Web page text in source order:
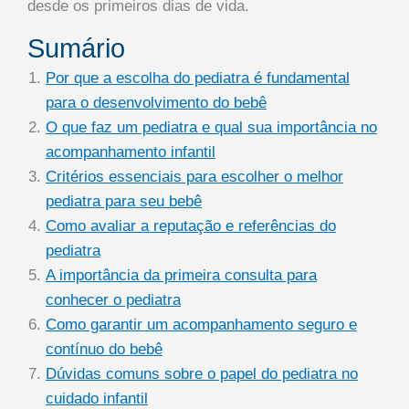
desde os primeiros dias de vida.
Sumário
Por que a escolha do pediatra é fundamental
para o desenvolvimento do bebê
O que faz um pediatra e qual sua importância no
acompanhamento infantil
Critérios essenciais para escolher o melhor
pediatra para seu bebê
Como avaliar a reputação e referências do
pediatra
A importância da primeira consulta para
conhecer o pediatra
Como garantir um acompanhamento seguro e
contínuo do bebê
Dúvidas comuns sobre o papel do pediatra no
cuidado infantil